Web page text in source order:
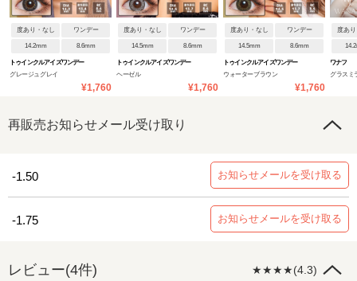
度あり・なし ワンデー
14.2mm 8.6mm
トゥインクルアイズワンデー
グレージュグレイ
¥1,760
度あり・なし ワンデー
14.5mm 8.6mm
トゥインクルアイズワンデー
ヘーゼル
¥1,760
度あり・なし ワンデー
14.5mm 8.6mm
トゥインクルアイズワンデー
ウォーターブラウン
¥1,760
度あ
ワナフ
グラスミ
再販売お知らせメール受け取り
-1.50 お知らせメールを受け取る
-1.75 お知らせメールを受け取る
レビュー(4件) ★★★★(4.3)